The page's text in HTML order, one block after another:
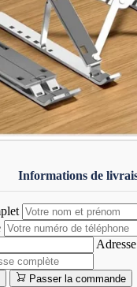
Adresse
Passer la commande